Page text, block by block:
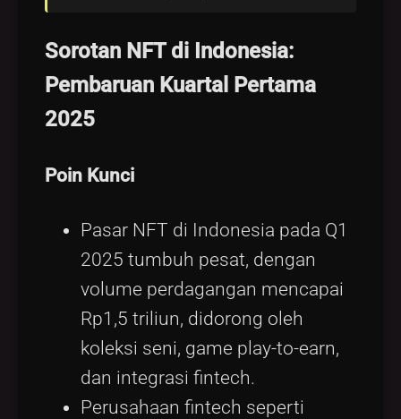
Purchased Licenses
License Text
Why OCTL?
Latest Articles
Sorotan NFT di Indonesia:
Pembaruan Kuartal Pertama
2025
Poin Kunci
Pasar NFT di Indonesia pada Q1
2025 tumbuh pesat, dengan
volume perdagangan mencapai
Rp1,5 triliun, didorong oleh
koleksi seni, game play-to-earn,
dan integrasi fintech.
Perusahaan fintech seperti